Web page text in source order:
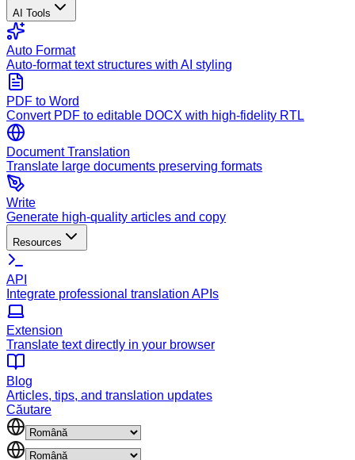
AI Tools
Auto Format
Auto-format text structures with AI styling
PDF to Word
Convert PDF to editable DOCX with high-fidelity RTL
Document Translation
Translate large documents preserving formats
Write
Generate high-quality articles and copy
Resources
API
Integrate professional translation APIs
Extension
Translate text directly in your browser
Blog
Articles, tips, and translation updates
Căutare